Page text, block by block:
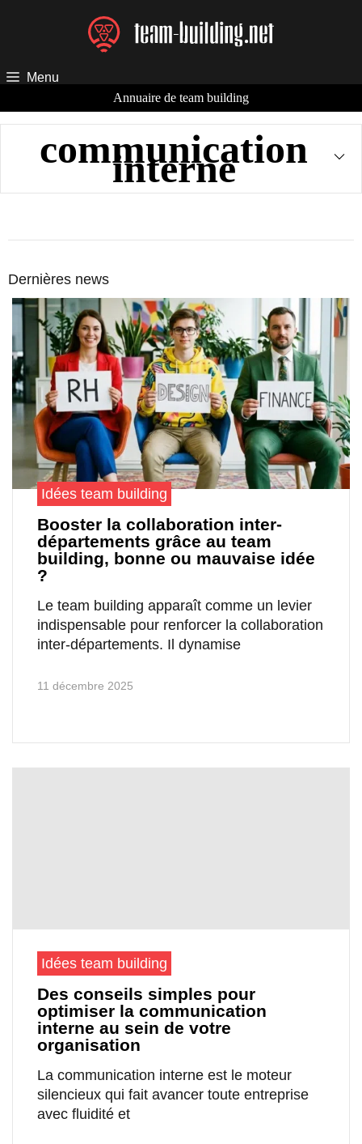
Menu
Annuaire de team building
communication
interne
Dernières news
Idées team building
Booster la collaboration inter-
départements grâce au team
building, bonne ou mauvaise idée
?
Le team building apparaît comme un levier
indispensable pour renforcer la collaboration
inter-départements. Il dynamise
11 décembre 2025
Idées team building
Des conseils simples pour
optimiser la communication
interne au sein de votre
organisation
La communication interne est le moteur
silencieux qui fait avancer toute entreprise
avec fluidité et